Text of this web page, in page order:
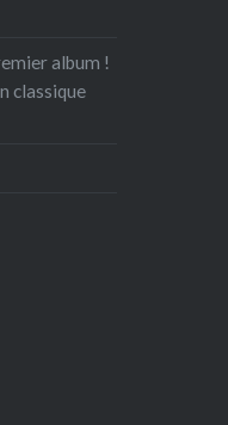
album !
classique